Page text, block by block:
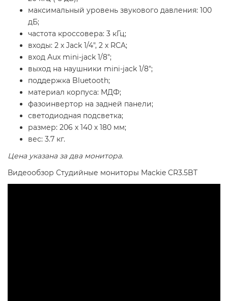
максимальный уровень звукового давления: 100
дБ;
частота кроссовера: 3 кГц;
входы: 2 х Jack 1/4", 2 x RCA;
вход Aux mini-jack 1/8";
выход на наушники mini-jack 1/8";
поддержка Bluetooth;
материал корпуса: МДФ;
фазоинвертор на задней панели;
светодиодная подсветка;
размер: 206 х 140 х 180 мм;
вес: 3.7 кг.
Цена указана за два монитора.
Видеообзор Студийные мониторы Mackie CR3.5BT